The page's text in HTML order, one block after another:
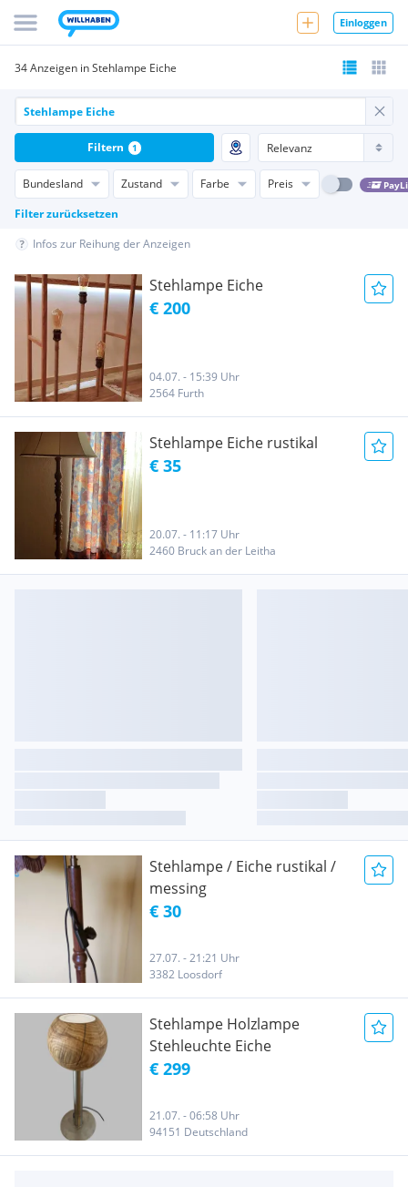
Einloggen
34 Anzeigen in Stehlampe Eiche
Bundesland Zustand Farbe Preis
Filter zurücksetzen
Filtern 1
Infos zur Reihung der Anzeigen
Stehlampe Eiche
€ 200
04.07. - 15:39 Uhr
2564 Furth
Stehlampe Eiche rustikal
€ 35
20.07. - 11:17 Uhr
2460 Bruck an der Leitha
Stehlampe / Eiche rustikal /
messing
€ 30
27.07. - 21:21 Uhr
3382 Loosdorf
Stehlampe Holzlampe
Stehleuchte Eiche
€ 299
21.07. - 06:58 Uhr
94151 Deutschland